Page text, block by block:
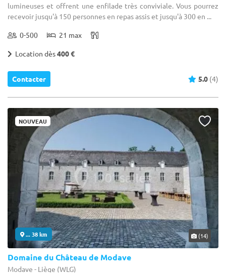
lumineuses et offrent une enfilade très conviviale. Vous pourrez
recevoir jusqu'à 150 personnes en repas assis et jusqu'à 300 en ...
0-500 21 max
Location dès400 €
Contacter 5.0 (4)
NOUVEAU
... 38 km (14)
Domaine du Château de Modave
Modave - Liège (WLG)